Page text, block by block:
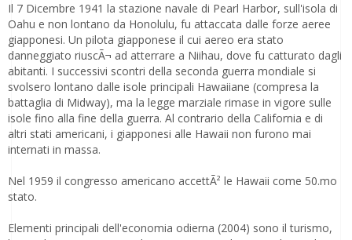
Il 7 Dicembre 1941 la stazione navale di Pearl Harbor, sull'isola di
Oahu e non lontano da Honolulu, fu attaccata dalle forze aeree
giapponesi. Un pilota giapponese il cui aereo era stato
danneggiato riuscÃ¬ ad atterrare a Niihau, dove fu catturato dagli
abitanti. I successivi scontri della seconda guerra mondiale si
svolsero lontano dalle isole principali Hawaiiane (compresa la
battaglia di Midway), ma la legge marziale rimase in vigore sulle
isole fino alla fine della guerra. Al contrario della California e di
altri stati americani, i giapponesi alle Hawaii non furono mai
internati in massa.
Nel 1959 il congresso americano accettÃ² le Hawaii come 50.mo
stato.
Elementi principali dell'economia odierna (2004) sono il turismo,